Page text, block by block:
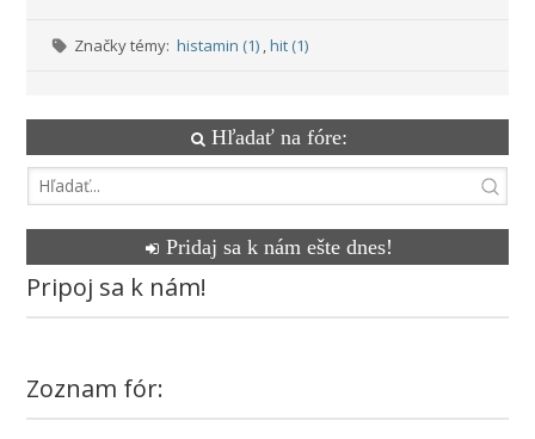
Značky témy: histamin (1) ,hit (1)
Hľadať na fóre:
Pridaj sa k nám ešte dnes!
Pripoj sa k nám!
Zoznam fór: